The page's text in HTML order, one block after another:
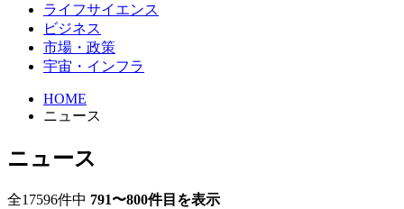
ライフサイエンス
ビジネス
市場・政策
宇宙・インフラ
HOME
ニュース
ニュース
全17596件中 791〜800件目を表示